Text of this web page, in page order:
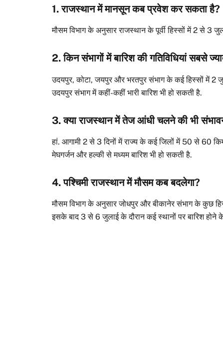
1. राजस्थान में मानसून कब प्रवेश कर सकता है?
मौसम विभाग के अनुसार राजस्थान के पूर्वी हिस्सों में 2 से 3
2. किन संभागों में बारिश की गतिविधियां सबसे
उदयपुर, कोटा, जयपुर और भरतपुर संभाग के कई हिस्सों में 2
उदयपुर संभाग में कहीं-कहीं भारी बारिश भी हो सकती है.
3. क्या राजस्थान में तेज आंधी चलने की भी
हां. आगामी 2 से 3 दिनों में राज्य के कई जिलों में 50 से 60
मेघगर्जन और हल्की से मध्यम बारिश भी हो सकती है.
4. पश्चिमी राजस्थान में मौसम कब बदलेगा?
मौसम विभाग के अनुसार जोधपुर और बीकानेर संभाग के कुछ
इसके बाद 3 से 6 जुलाई के दौरान कई स्थानों पर बारिश